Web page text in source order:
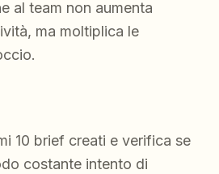
al team non aumenta
ma moltiplica le
10 brief creati e verifica se
costante intento di